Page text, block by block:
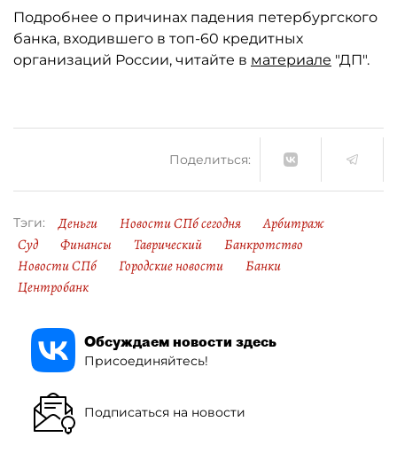
Подробнее о причинах падения петербургского
банка, входившего в топ-60 кредитных
организаций России, читайте в материале "ДП".
Поделиться:
Тэги: Деньги Новости СПб сегодня
Арбитраж
Суд
Финансы Таврический
Банкротство
Новости СПб
Городские новости
Банки
Центробанк
Обсуждаем новости здесь
Присоединяйтесь!
Подписаться на новости